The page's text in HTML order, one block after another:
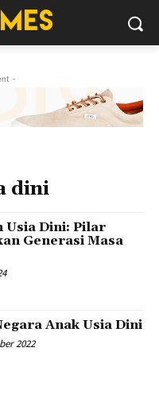
-
dini
Usia Dini: Pilar
Generasi Masa
Anak Usia Dini
2022